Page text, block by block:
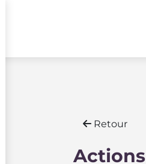
Retour
Actions